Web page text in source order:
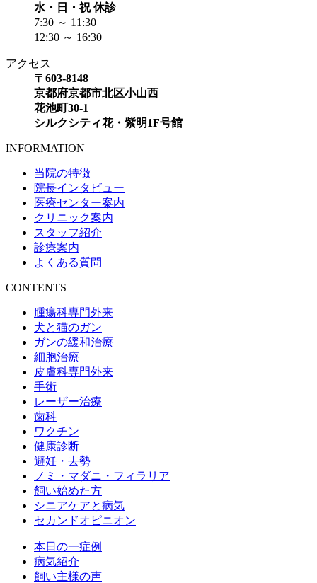
水・日・祝 休診
7:30 ～ 11:30
12:30 ～ 16:30
アクセス
〒603-8148
京都府京都市北区小山西
花池町30-1
シルクシティ花・紫明1F号館
INFORMATION
当院の特徴
院長インタビュー
医療センター案内
クリニック案内
スタッフ紹介
診療案内
よくある質問
CONTENTS
腫瘍科専門外来
犬と猫のガン
ガンの緩和治療
細胞治療
皮膚科専門外来
手術
レーザー治療
歯科
ワクチン
健康診断
避妊・去勢
ノミ・マダニ・フィラリア
飼い始めた方
シニアケアと病気
セカンドオピニオン
本日の一症例
病気紹介
飼い主様の声